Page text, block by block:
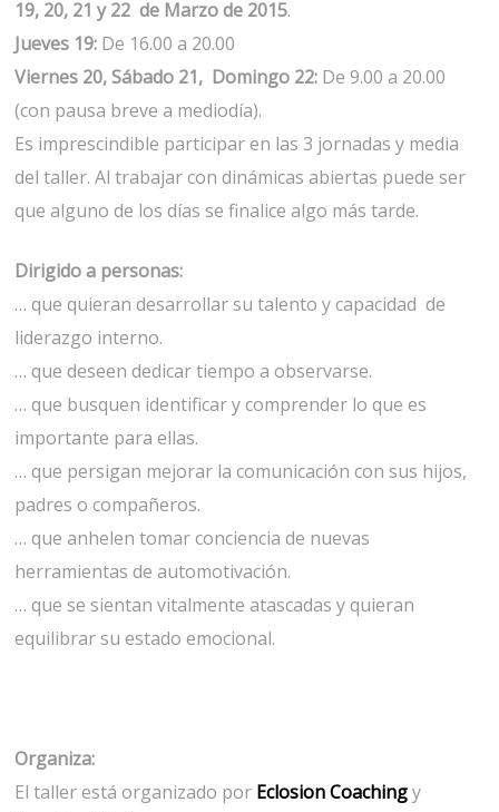
19, 20, 21 y 22 de Marzo de 2015.
Jueves 19: De 16.00 a 20.00
Viernes 20, Sábado 21, Domingo 22: De 9.00 a 20.00
(con pausa breve a mediodía).
Es imprescindible participar en las 3 jornadas y media
del taller. Al trabajar con dinámicas abiertas puede ser
que alguno de los días se finalice algo más tarde.
Dirigido a personas:
… que quieran desarrollar su talento y capacidad de
liderazgo interno.
… que deseen dedicar tiempo a observarse.
… que busquen identificar y comprender lo que es
importante para ellas.
… que persigan mejorar la comunicación con sus hijos,
padres o compañeros.
… que anhelen tomar conciencia de nuevas
herramientas de automotivación.
… que se sientan vitalmente atascadas y quieran
equilibrar su estado emocional.
Organiza:
El taller está organizado por Eclosion Coachingy